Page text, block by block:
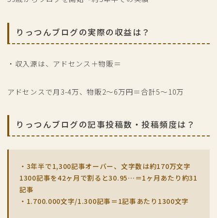
りっつんブログの実際の収益は？
・収入源は、アドセンス＋物販＝
アドセンスで月3-4万、物販2～6万円＝合計5～10万
りっつんブログの記事投稿数・投稿頻度は？
・3年半で1,300記事オーバー、文字数は約170万文字
1300記事を42ヶ月で割ると30.95…＝1ヶ月あたり約31
記事
・1.700.000文字/1.300記事＝1記事あたり1300文字